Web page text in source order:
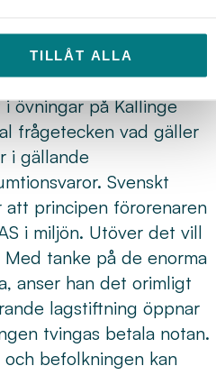
TILLÅT ALLA
i dagsläget heller inte
av domen som
i övningar på Kallinge
frågetecken vad gäller
i gällande
Svenskt
att principen förorenaren
i miljön. Utöver det vill
tanke på de enorma
anser han det orimligt
lagstiftning öppnar
tvingas betala notan.
befolkningen kan